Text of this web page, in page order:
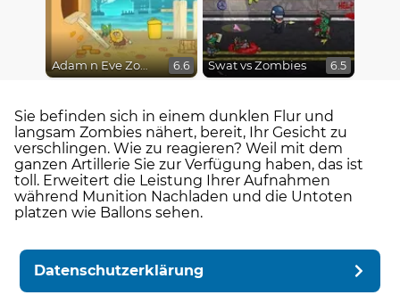
Adam n Eve Zombies 6.6 Swat vs Zombies 6.5
Sie befinden sich in einem dunklen Flur und
langsam Zombies nähert, bereit, Ihr Gesicht zu
verschlingen. Wie zu reagieren? Weil mit dem
ganzen Artillerie Sie zur Verfügung haben, das ist
toll. Erweitert die Leistung Ihrer Aufnahmen
während Munition Nachladen und die Untoten
platzen wie Ballons sehen.
Datenschutzerklärung